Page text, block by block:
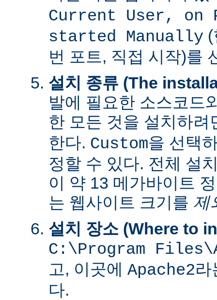
Current User, on
started Manually
번 포트, 직접 시작)를
설치 종류 (The
발에 필요한 소스코드
한 모든 것을 설치하
한다. Custom을 선택
정할 수 있다. 전체 설
이 약 13 메가바이트
는 웹사이트 크기를 제
설치 장소 (Where to
C:\Program
고, 이곳에 Apache2라
다.